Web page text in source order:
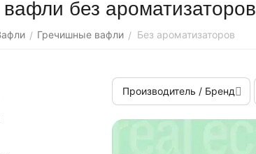
без ароматизаторов
/ Гречишные вафли / Без ароматизаторов
Производитель / Бренд